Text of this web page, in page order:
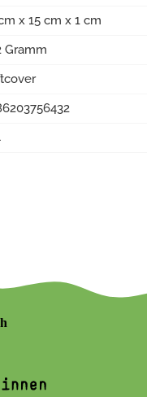
x 15 cm x 1 cm
Gramm